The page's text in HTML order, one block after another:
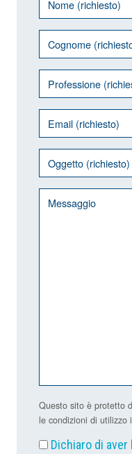
Questo sito è protetto
le condizioni di utilizzo
Dichiaro di